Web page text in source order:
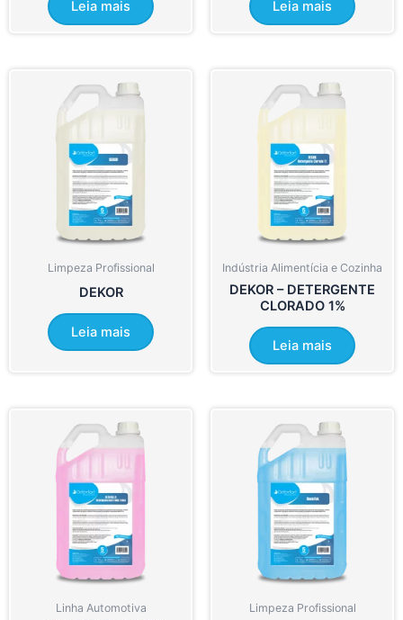
Leia mais Leia mais
Limpeza Profissional
DEKOR
Leia mais
Indústria Alimentícia e Cozinha
DEKOR – DETERGENTE
CLORADO 1%
Leia mais
Linha Automotiva Limpeza Profissional